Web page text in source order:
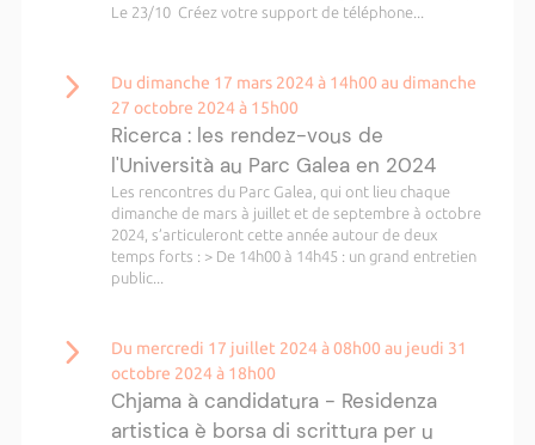
Le 23/10 Créez votre support de téléphone...
Du dimanche 17 mars 2024 à 14h00 au dimanche
27 octobre 2024 à 15h00
Ricerca : les rendez-vous de
l'Università au Parc Galea en 2024
Les rencontres du Parc Galea, qui ont lieu chaque
dimanche de mars à juillet et de septembre à octobre
2024, s’articuleront cette année autour de deux
temps forts : > De 14h00 à 14h45 : un grand entretien
public...
Du mercredi 17 juillet 2024 à 08h00 au jeudi 31
octobre 2024 à 18h00
Chjama à candidatura - Residenza
artistica è borsa di scrittura per u